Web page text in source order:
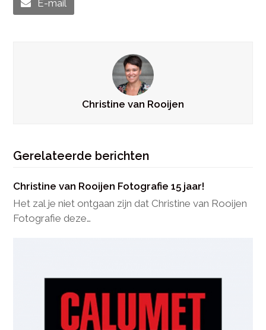
E-mail
Christine van Rooijen
Gerelateerde berichten
Christine van Rooijen Fotografie 15 jaar!
Het zal je niet ontgaan zijn dat Christine van Rooijen
Fotografie deze…